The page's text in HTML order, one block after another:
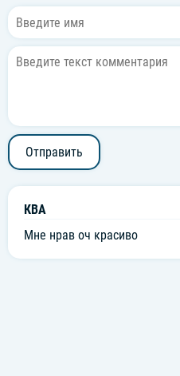
Отправить
КВА
Мне нрав оч красиво